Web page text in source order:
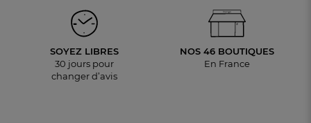
SOYEZ LIBRES
30 jours pour
changer d’avis
NOS 46 BOUTIQUES
En France